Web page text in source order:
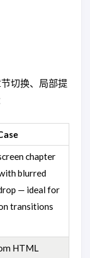
切换、局部提
chapter
blurred
— ideal for
transitions
HTML